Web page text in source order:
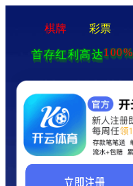
棋牌 彩票
首存红利高达100%